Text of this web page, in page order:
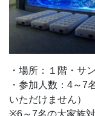
・場所：１階・サ
・参加人数：4～7
いただけません）